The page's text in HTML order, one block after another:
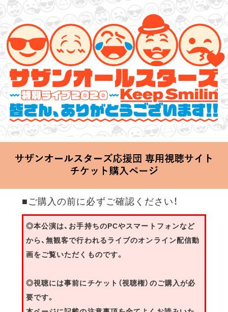
サザンオールスターズ 特別ライブ 2020
「Keep Smilin’～皆さん、ありがとうございます!!～」
2020.06.25 Thu 20:00 Start at 横浜アリーナ
■ご購入の前に必ずご確認ください！
◎本公演は、お手持ちのPCやスマートフォンなど
から、無観客で行われるライブのオンライン配信動
画をご覧いただくものです。
◎視聴には事前にチケット（視聴権）のご購入が必
要です。